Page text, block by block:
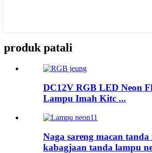
produk patali
DC12V RGB LED Neon
Lampu Imah Kitc ...
Naga sareng macan tanda
kabagjaan tanda lampu